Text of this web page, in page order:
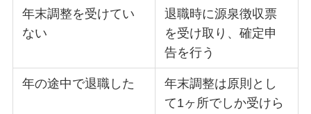
年末調整を受けてい
ない
退職時に源泉徴収票
を受け取り、確定申
告を行う
年の途中で退職した
年末調整は原則とし
て1ヶ所でしか受けら